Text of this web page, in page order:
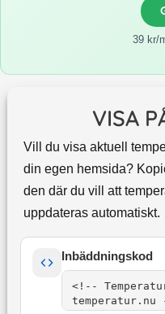
39 kr/
VISA
Vill du visa aktuell
din egen hemsida?
den där du vill att
uppdateras automatiskt.
Inbäddningskod